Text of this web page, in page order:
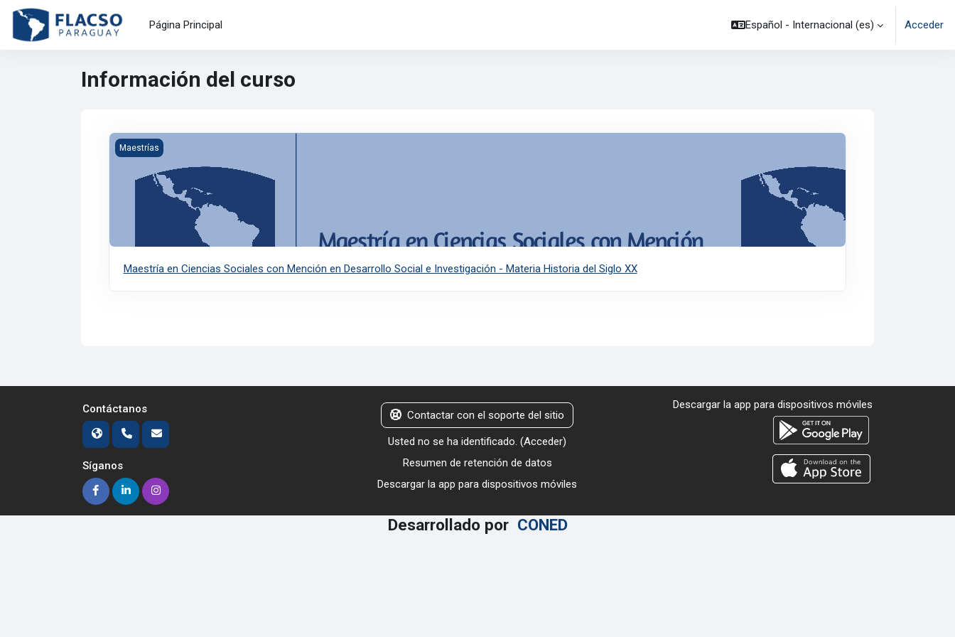
Salta al contenido principal
Página Principal
Español - Internacional ‎(es)‎ Acceder
Información del curso
Imagen del curso Maestría en Ciencias Sociales con Mención en Desarrollo Social e Investigación - Materia Historia del Siglo XX
Maestrías
Maestría en Ciencias Sociales con Mención en Desarrollo Social e Investigación - Materia Historia del Siglo XX
Contáctanos
Síganos
Contactar con el soporte del sitio
Usted no se ha identificado. (Acceder)
Resumen de retención de datos
Descargar la app para dispositivos móviles
Descargar la app para dispositivos móviles
Desarrollado por CONED